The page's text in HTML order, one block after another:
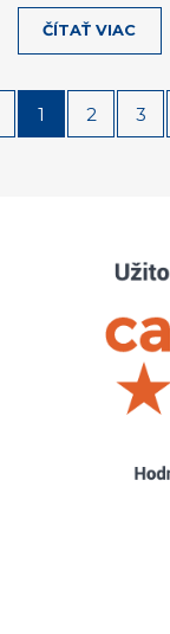
ČÍTAŤ VIAC
1 2 3